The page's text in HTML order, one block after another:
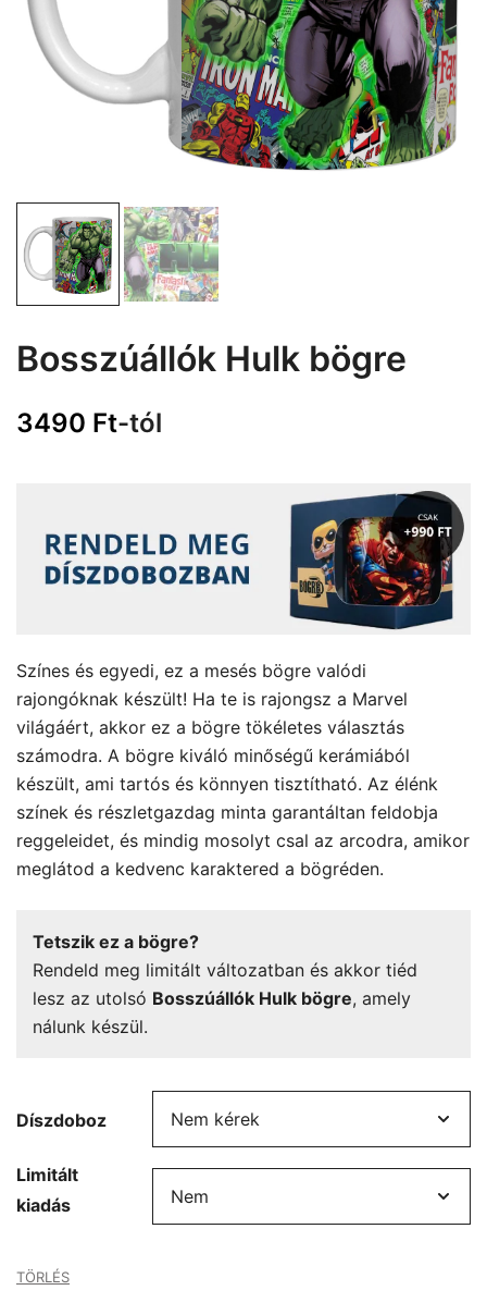
Bosszúállók Hulk bögre
3490 Ft-tól
Színes és egyedi, ez a mesés bögre valódi
rajongóknak készült! Ha te is rajongsz a Marvel
világáért, akkor ez a bögre tökéletes választás
számodra. A bögre kiváló minőségű kerámiából
készült, ami tartós és könnyen tisztítható. Az élénk
színek és részletgazdag minta garantáltan feldobja
reggeleidet, és mindig mosolyt csal az arcodra, amikor
meglátod a kedvenc karaktered a bögréden.
Tetszik ez a bögre?
Rendeld meg limitált változatban és akkor tiéd
lesz az utolsó Bosszúállók Hulk bögre, amely
nálunk készül.
Díszdoboz
Limitált
kiadás
TÖRLÉS